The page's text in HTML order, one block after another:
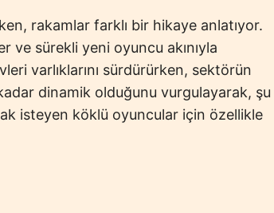
rakamlar farklı bir hikaye anlatıyor.
sürekli yeni oyuncu akınıyla
varlıklarını sürdürürken, sektörün
dinamik olduğunu vurgulayarak, şu
isteyen köklü oyuncular için özellikle